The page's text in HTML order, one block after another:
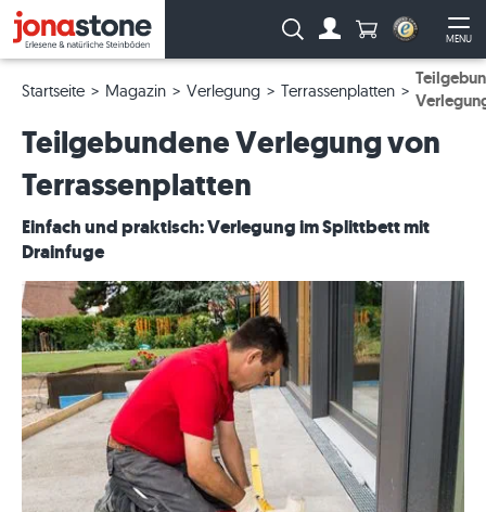
MENU
Suche: Anzahl
Startseite Magazin Verlegung Terrassenplatten
Teilgebundene Verlegung von
Terrassenplatten
Einfach und praktisch: Verlegung im Splittbett mit
Drainfuge